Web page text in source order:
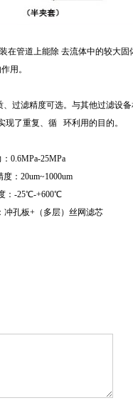
在管道上能除 去流体中的较大固
用。
过滤精度可选。与其他过滤设
现了重复、循 环利用的目的。
25MPa
+600℃
（多层）丝网滤芯